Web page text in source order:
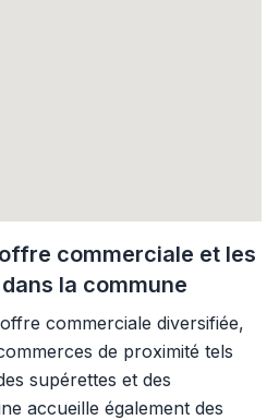
commerciale et les
la commune
commerciale diversifiée,
de proximité tels
supérettes et des
accueille également des